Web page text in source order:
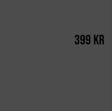
399 kr